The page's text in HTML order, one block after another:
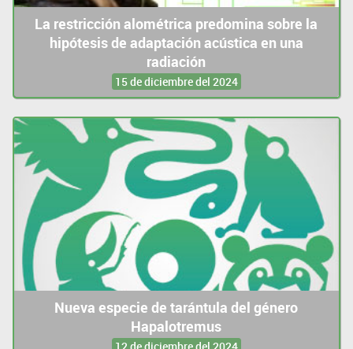
La restricción alométrica predomina sobre la
hipótesis de adaptación acústica en una
radiación
15 de diciembre del 2024
Nueva especie de tarántula del género
Hapalotremus